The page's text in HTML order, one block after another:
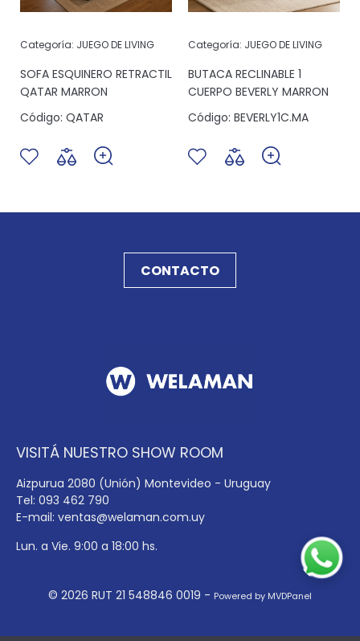
Categoría: JUEGO DE LIVING
SOFA ESQUINERO RETRACTIL
QATAR MARRON
Código: QATAR
Categoría: JUEGO DE LIVING
BUTACA RECLINABLE 1
CUERPO BEVERLY MARRON
Código: BEVERLY1C.MA
CONTACTO
VISITÁ NUESTRO SHOW ROOM
Aizpurua 2080 (Unión) Montevideo - Uruguay
Tel: 093 462 790
E-mail: ventas@welaman.com.uy
Lun. a Vie. 9:00 a 18:00 hs.
© 2026 RUT 21 548846 0019 - Powered by MVDPanel